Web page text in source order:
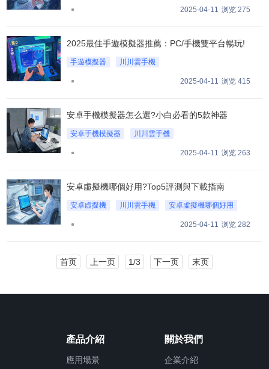
浏览 275
2025-04-11
2025最佳手遊模擬器推薦：PC/手機雙平台暢玩!
手遊模擬器
川川雲手機
2025最佳手遊模擬器推薦
浏览 415
2025-04-11
安卓手機模擬器怎么選?小白必看的5款神器
安卓手機模擬器
川川雲手機
安卓手機模擬器怎么選
浏览 263
2025-04-11
安卓虛擬機哪個好用?Top5評測與下載指南
安卓虛擬機 川川雲手機 安卓虛擬機哪個好用
浏览 282
2025-04-11
首页 上一页 1/3 下一页 末页
產品介紹
應用場景
關於我們
企業介紹